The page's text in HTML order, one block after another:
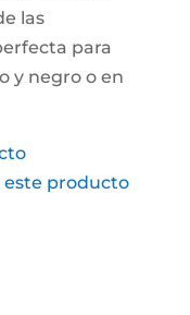
las
para
y negro o en
este producto